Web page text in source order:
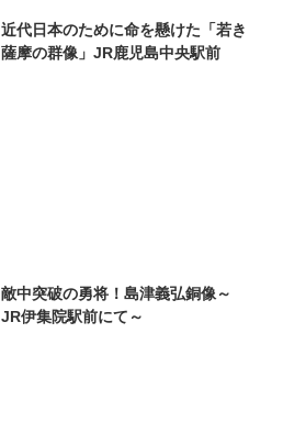
近代日本のために命を懸けた「若き
薩摩の群像」JR鹿児島中央駅前
敵中突破の勇将！島津義弘銅像～
JR伊集院駅前にて～